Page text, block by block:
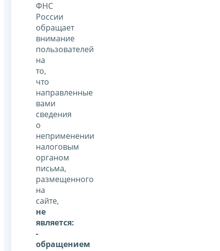
ФНС
России
обращает
внимание
пользователей
на
то,
что
направленные
вами
сведения
о
неприменении
налоговым
органом
письма,
размещенного
на
сайте,
не
является:
-
обращением